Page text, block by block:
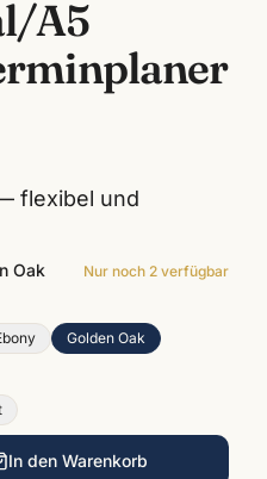
A5
flexibel und
Oak Nur noch 2 verfügbar
Golden Oak
In den Warenkorb